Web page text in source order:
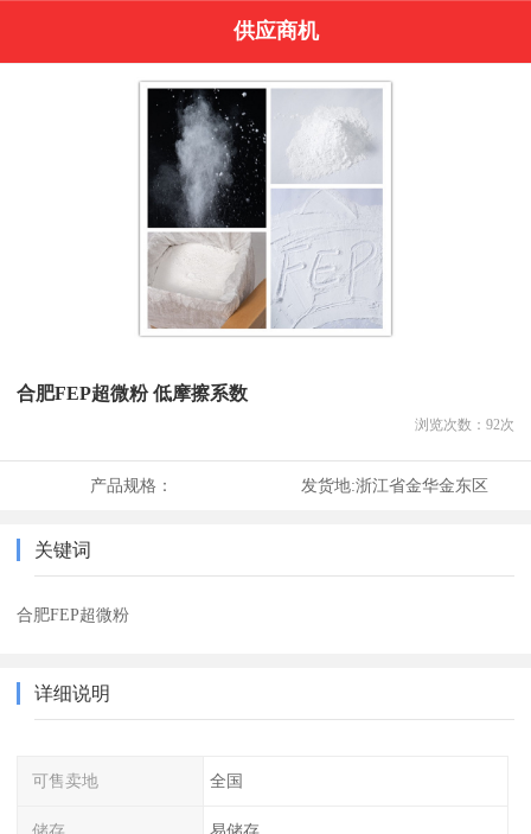
供应商机
合肥FEP超微粉 低摩擦系数
浏览次数： 92次
产品规格： 发货地:浙江省金华金东区
关键词
合肥FEP超微粉
详细说明
可售卖地 全国